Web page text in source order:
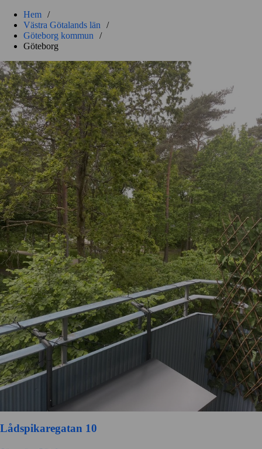
Hem /
Västra Götalands län /
Göteborg kommun /
Göteborg
Lådspikaregatan 10